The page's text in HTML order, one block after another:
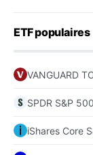
ETF populaires
VANGUARD
SPDR S&P
iShares Core